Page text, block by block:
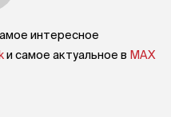
интересное
и самое актуальное в MAX